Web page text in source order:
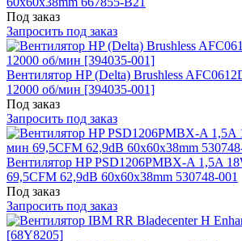
Под заказ
Запросить под заказ
Вентилятор HP (Delta) Brushless
12000 об/мин [394035-001]
Под заказ
Запросить под заказ
Вентилятор HP PSD1206PMBX-A 1,5A
69,5CFM 62,9dB 60x60x38mm 530748-001
Под заказ
Запросить под заказ